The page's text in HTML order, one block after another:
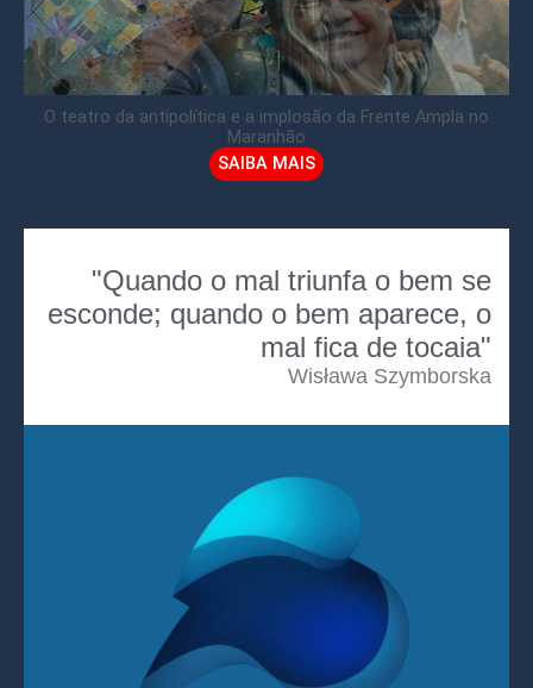
O teatro da antipolítica e a implosão da Frente Ampla no
Maranhão
SAIBA MAIS
"Quando o mal triunfa o bem se
esconde; quando o bem aparece, o
mal fica de tocaia"
Wisława Szymborska